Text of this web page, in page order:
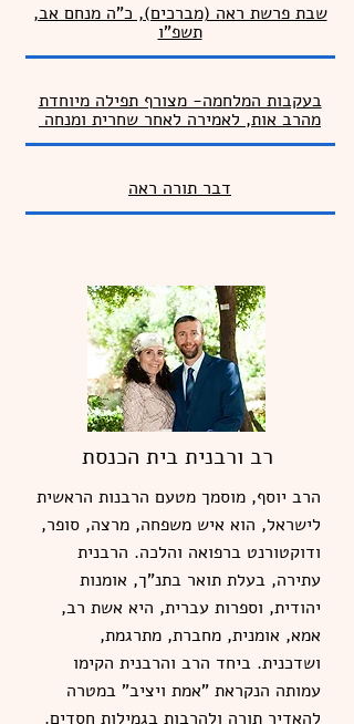
רב ורבנית בית הכנסת
הרב יוסף, מוסמך מטעם הרבנות הראשית
לישראל, הוא איש משפחה, מרצה, סופר,
ודוקטורנט ברפואה והלכה. הרבנית
עתירה, בעלת תואר בתנ"ך, אומנות
יהודית, וספרות עברית, היא אשת רב,
אמא, אומנית, מחברת, מתרגמת,
ושדכנית. ביחד הרב והרבנית הקימו
עמותה הנקראת "אמת ויציב" במטרה
להאדיר תורה ולהרבות בגמילות חסדים.
שבת פרשת ראה (מברכים), כ"ה מנחם אב,
תשפ"ו
בעקבות המלחמה- מצורף תפילה מיוחדת
מהרב אות, לאמירה לאחר שחרית ומנחה
דבר תורה ראה